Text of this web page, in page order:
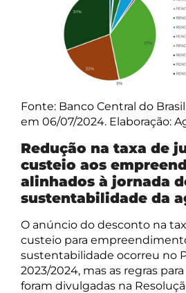
Fonte: Banco Central do
em 06/07/2024. Elaboração:
Redução na taxa de
custeio aos
alinhados à jornada
sustentabilidade da
O anúncio do desconto na
custeio para
sustentabilidade ocorreu no
2023/2024, mas as regras
foram divulgadas na